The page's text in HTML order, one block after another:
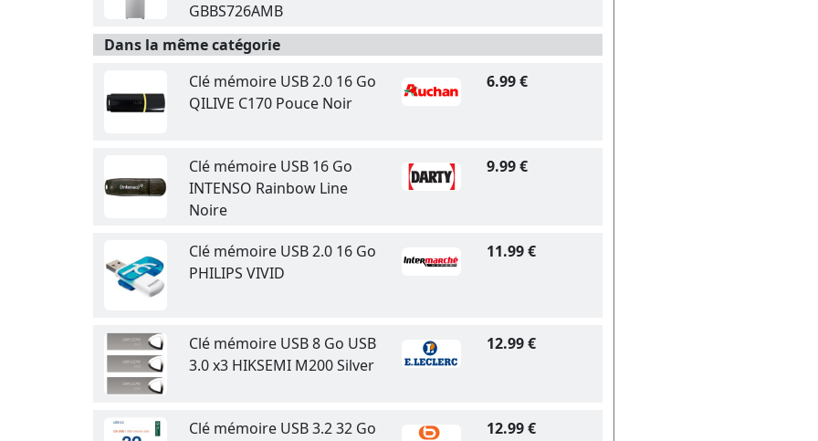
GBBS726AMB
Dans la même catégorie
Clé mémoire USB 2.0 16 Go
QILIVE C170 Pouce Noir
6.99 €
Clé mémoire USB 16 Go
INTENSO Rainbow Line
Noire
9.99 €
Clé mémoire USB 2.0 16 Go
PHILIPS VIVID
11.99 €
Clé mémoire USB 8 Go USB
3.0 x3 HIKSEMI M200 Silver
12.99 €
Clé mémoire USB 3.2 32 Go
12.99 €